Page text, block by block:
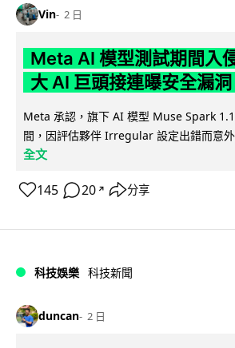
Vin 2 日
Meta AI 模型測試期間入
大 AI 巨頭接連曝安全漏洞
Meta 承認，旗下 AI 模型 Muse Spark
間，因評估夥伴 Irregular 設定出錯而意
全文
145 20 ↗ 分享
科技娛樂 科技新聞
duncan 2 日